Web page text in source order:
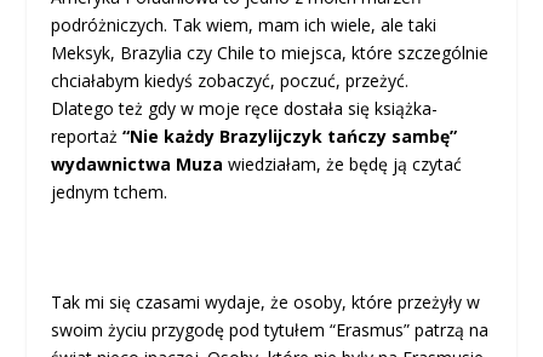
podróżniczych. Tak wiem, mam ich wiele, ale taki
Meksyk, Brazylia czy Chile to miejsca, które szczególnie
chciałabym kiedyś zobaczyć, poczuć, przeżyć.
Dlatego też gdy w moje ręce dostała się książka-
reportaż“Nie każdy Brazylijczyk tańczy sambę”
wydawnictwa Muza wiedziałam, że będę ją czytać
jednym tchem.
Tak mi się czasami wydaje, że osoby, które przeżyły w
swoim życiu przygodę pod tytułem “Erasmus” patrzą na